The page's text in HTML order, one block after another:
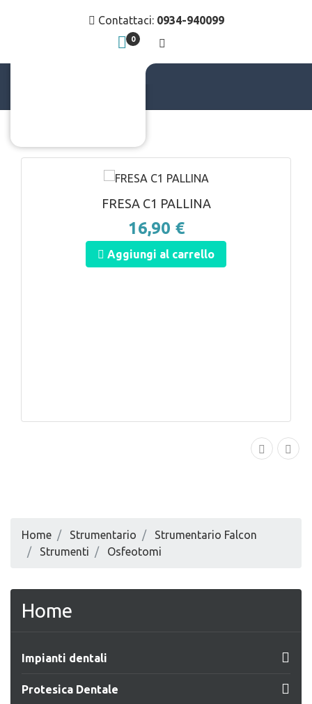
Contattaci: 0934-940099
0
FRESA C1 PALLINA
16,90 €
Aggiungi al carrello
Home Strumentario
Strumentario Falcon
Strumenti
Osfeotomi
Home
Impianti dentali 
Protesica Dentale 